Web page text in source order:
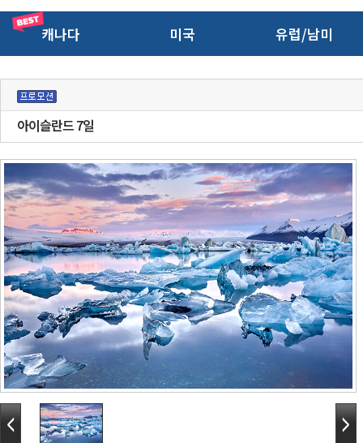
캐나다 미국 유럽/남미
아이슬란드 7일